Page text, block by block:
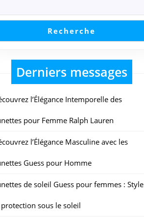
Recherche
Derniers messages
l’Élégance Intemporelle des
pour Femme Ralph Lauren
l’Élégance Masculine avec les
Guess pour Homme
de soleil Guess pour femmes : Style
sous le soleil